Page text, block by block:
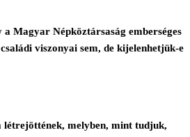
Magyar Népköztársaság emberséges
viszonyai sem, de kijelenhetjük-e
létrejöttének, melyben, mint tudjuk,